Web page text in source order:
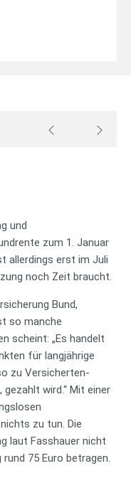
und
zum 1. Januar
allerdings erst im Juli
noch Zeit braucht.
Bund,
so manche
scheint: „Es handelt
für langjährige
zu Versicherten-
wird.“ Mit einer
zu tun. Die
laut Fasshauer nicht
75 Euro betragen.